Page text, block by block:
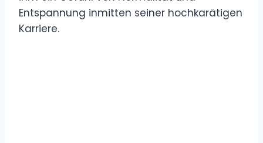
Entspannung inmitten seiner hochkarätigen
Karriere.